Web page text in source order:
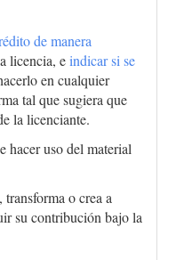
de manera
licencia, eindicar si se
en cualquier
tal que sugiera que
la licenciante.
hacer uso del material
transforma o crea a
su contribución bajo la